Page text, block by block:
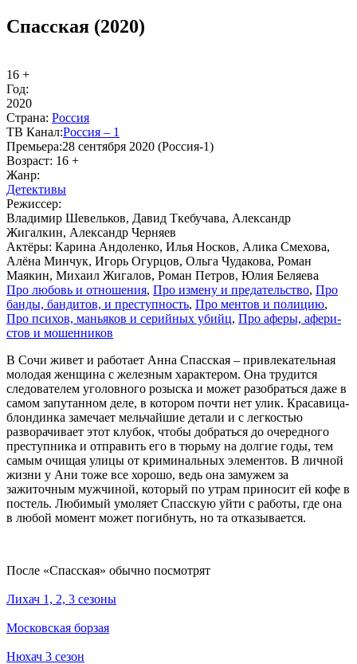
Спасская (2020)
16 +
Год:
2020
Стра­на: Рос­сия
ТВ Ка­нал:Рос­сия – 1
Пре­мье­ра:28 сентября 2020 (Россия-1)
Воз­раст: 16 +
Жанр:
Де­тек­ти­вы
Ре­жис­сер:
Владимир Шевельков, Давид Ткебучава, Александр
Жигалкин, Александр Черняев
Ак­тё­ры: Карина Андоленко, Илья Носков, Алика Смехова,
Алёна Минчук, Игорь Огурцов, Ольга Чудакова, Роман
Маякин, Михаил Жигалов, Роман Петров, Юлия Беляева
Про лю­бовь и от­но­ше­ния, Про из­ме­ну и пре­да­тель­ст­во, Про
бан­ды, бан­ди­тов, и пре­ступ­ность, Про мен­тов и по­ли­цию,
Про пси­хов, мань­я­ков и се­рий­ных убийц, Про афе­ры, афе­ри­
стов и мо­шен­ни­ков
В Сочи живет и работает Анна Спасская – привлекательная
молодая женщина с железным характером. Она трудится
следователем уголовного розыска и может разобраться даже в
самом запутанном деле, в котором почти нет улик. Красавица-
блондинка замечает мельчайшие детали и с легкостью
разворачивает этот клубок, чтобы добраться до очередного
преступника и отправить его в тюрьму на долгие годы, тем
самым очищая улицы от криминальных элементов. В личной
жизни у Ани тоже все хорошо, ведь она замужем за
зажиточным мужчиной, который по утрам приносит ей кофе в
постель. Любимый умоляет Спасскую уйти с работы, где она
в любой момент может погибнуть, но та отказывается.
По­сле «Спасская» обыч­но по­смот­рят
Лихач 1, 2, 3 сезоны
Московская борзая
Нюхач 3 сезон